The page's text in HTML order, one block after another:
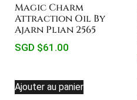
Magic Charm
Attraction Oil By
Ajarn Plian 2565
SGD $61.00
Ajouter au panier